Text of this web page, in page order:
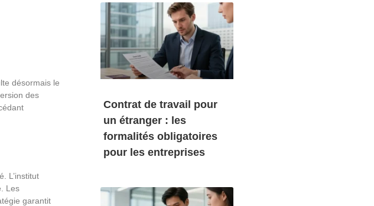
désormais le
des
L’institut
Les
garantit
Contrat de travail pour
un étranger : les
formalités obligatoires
pour les entreprises